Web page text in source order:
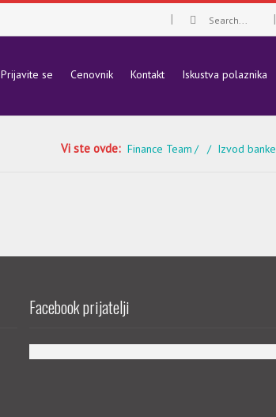
Prijavite se Cenovnik Kontakt Iskustva polaznika
Vi ste ovde: Finance Team Izvod banke
Facebook prijatelji